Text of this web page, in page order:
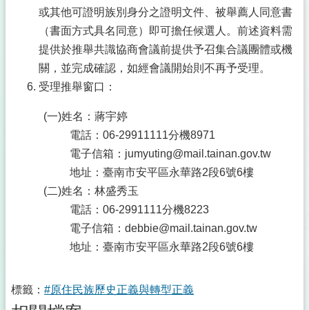
或其他可證明族別身分之證明文件、被舉薦人同意書
（書面方式具名同意）即可擔任候選人。前述資料需
提供於推舉共識協商會議前提供予召集合議團體或機
關，並完成確認，如經會議開始則不再予受理。
受理推舉窗口：
(一)姓名：蔣宇婷
電話：06-29911111分機8971
電子信箱：jumyuting@mail.tainan.gov.tw
地址：臺南市安平區永華路2段6號6樓
(二)姓名：林盛秀玉
電話：06-2991111分機8223
電子信箱：debbie@mail.tainan.gov.tw
地址：臺南市安平區永華路2段6號6樓
標籤： #原住民族歷史正義與轉型正義